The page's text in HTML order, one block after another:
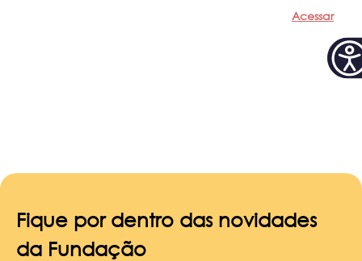
Acessar
Fique por dentro das novidades
da Fundação